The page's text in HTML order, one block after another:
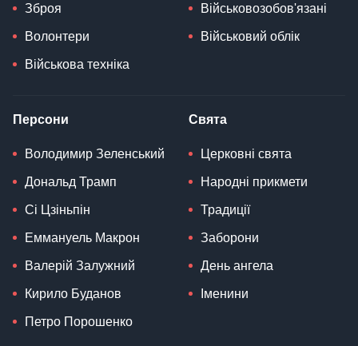
Зброя
Волонтери
Військова техніка
Військовозобов'язані
Військовий облік
Персони
Володимир Зеленський
Дональд Трамп
Сі Цзіньпін
Еммануель Макрон
Валерій Залужний
Кирило Буданов
Петро Порошенко
Свята
Церковні свята
Народні прикмети
Традиції
Заборони
День ангела
Іменини